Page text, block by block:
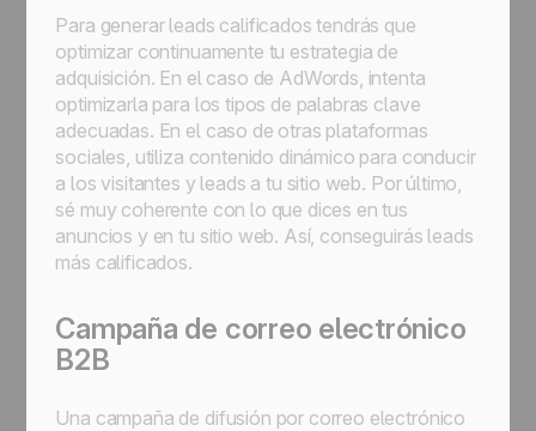
Para generar leads calificados tendrás que
optimizar continuamente tu estrategia de
adquisición. En el caso de AdWords, intenta
optimizarla para los tipos de palabras clave
adecuadas. En el caso de otras plataformas
sociales, utiliza contenido dinámico para conducir
a los visitantes y leads a tu sitio web. Por último,
sé muy coherente con lo que dices en tus
anuncios y en tu sitio web. Así, conseguirás leads
más calificados.
Campaña de correo electrónico
B2B
Una campaña de difusión por correo electrónico